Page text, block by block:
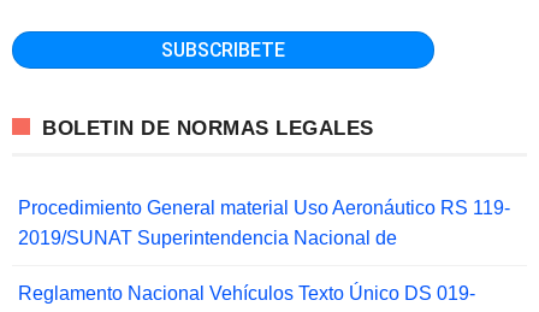
BOLETIN DE NORMAS LEGALES
Procedimiento General material Uso Aeronáutico RS 119-
2019/SUNAT Superintendencia Nacional de
Reglamento Nacional Vehículos Texto Único DS 019-